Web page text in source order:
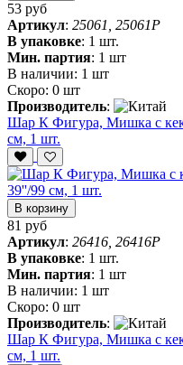
53 руб
Артикул: 25061, 25061P
В упаковке: 1 шт.
Мин. партия: 1 шт
В наличии: 1 шт
Скоро: 0 шт
Производитель:
Шар К Фигура, Мишка с
см, 1 шт.
В корзину
81 руб
Артикул: 26416, 26416P
В упаковке: 1 шт.
Мин. партия: 1 шт
В наличии: 1 шт
Скоро: 0 шт
Производитель:
Шар К Фигура, Мишка с
см, 1 шт.